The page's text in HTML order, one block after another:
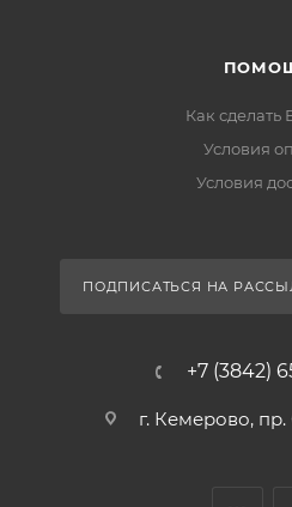
Как сделать
Условия
Условия
ПОДПИСАТЬСЯ НА
+7 (3842)
г. Кемерово,